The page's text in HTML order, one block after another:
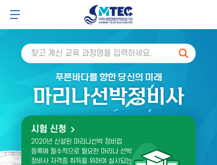
바
로
바
로
메뉴 버튼
4CSoft
검색
푸른바다를 향한 당신의 미래
마리나선박정비사
교육 신청
자격교육 과정은 선외기 정비사 과정,
선내기 정비사 과정, FRP선체 정비사
과정이 있습니다.
시험 신청
2020년 신설된 마리나선박 정비업
등록에 필수적으로 필요한 마리나 선박
정비사 자격증 취득을 위하여 실시되는